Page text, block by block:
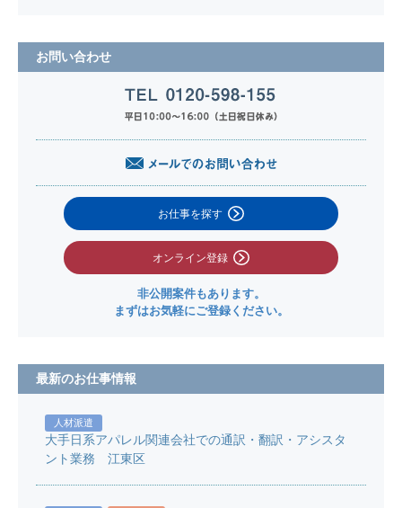
お問い合わせ
お仕事を探す
オンライン登録
非公開案件もあります。
まずはお気軽にご登録ください。
最新のお仕事情報
人材派遣
大手日系アパレル関連会社での通訳・翻訳・アシスタ
ント業務 江東区